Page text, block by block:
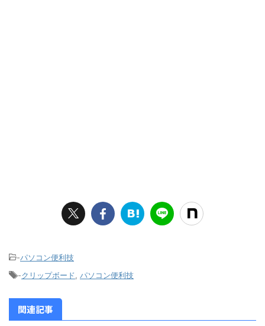
-パソコン便利技
-クリップボード, パソコン便利技
関連記事